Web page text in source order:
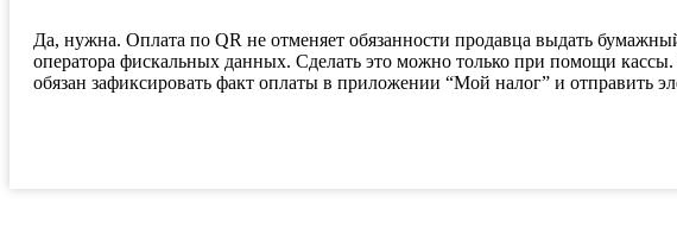
Да, нужна. Оплата по QR не отменяет обязанности продавца выдать
оператора фискальных данных. Сделать это можно только при помощи
обязан зафиксировать факт оплаты в приложении “Мой налог” и отправить